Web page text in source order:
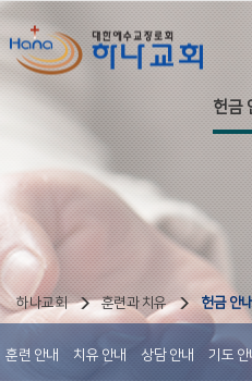
헌금
하나교회 훈련과 치유 헌금 안내
훈련 안내 치유 안내 상담 안내 기도 안